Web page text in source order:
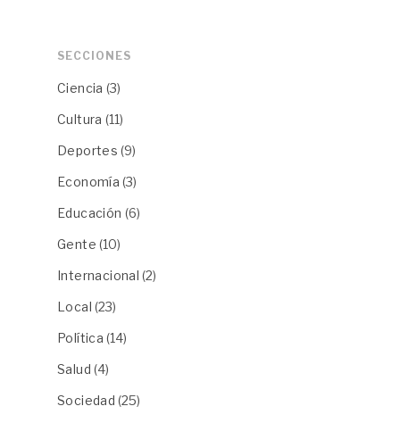
SECCIONES
Ciencia (3)
Cultura (11)
Deportes (9)
Economía (3)
Educación (6)
Gente (10)
Internacional (2)
Local (23)
Política (14)
Salud (4)
Sociedad (25)